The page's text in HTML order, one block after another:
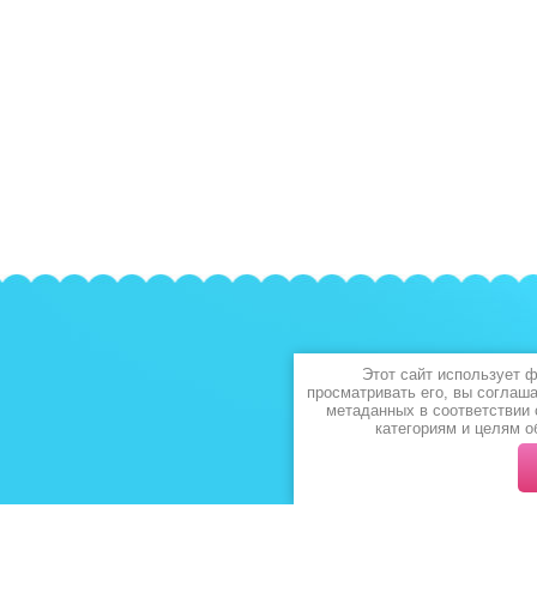
Этот сайт
просматривать его, вы
метаданных в
категориям и целям